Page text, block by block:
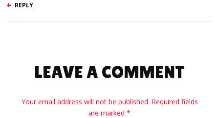
REPLY
LEAVE A COMMENT
Your email address will not be published. Required fields
are marked *